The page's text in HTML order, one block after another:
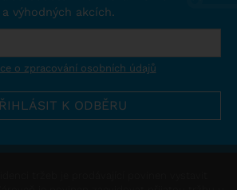
a výhodných akcích.
o zpracování osobních údajů